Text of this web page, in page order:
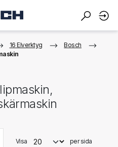
16 Elverktyg
Bosch
Visa per sida